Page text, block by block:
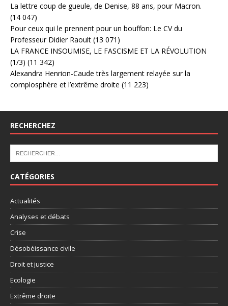
La lettre coup de gueule, de Denise, 88 ans, pour Macron.
(14 047)
Pour ceux qui le prennent pour un bouffon: Le CV du
Professeur Didier Raoult (13 071)
LA FRANCE INSOUMISE, LE FASCISME ET LA RÉVOLUTION
(1/3) (11 342)
Alexandra Henrion-Caude très largement relayée sur la
complosphère et l’extrême droite (11 223)
RECHERCHEZ
CATÉGORIES
Actualités
Analyses et débats
Crise
Désobéissance civile
Droit et justice
Ecologie
Extrême droite